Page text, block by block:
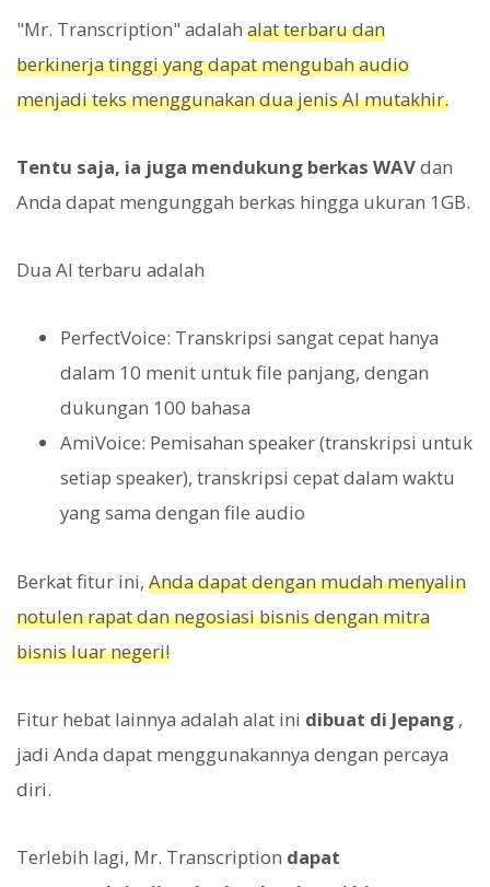
"Mr. Transcription" adalah alat terbaru dan
berkinerja tinggi yang dapat mengubah audio
menjadi teks menggunakan dua jenis AI mutakhir.
Tentu saja, ia juga mendukung berkas WAVdan
Anda dapat mengunggah berkas hingga ukuran 1GB.
Dua AI terbaru adalah
PerfectVoice: Transkripsi sangat cepat hanya
dalam 10 menit untuk file panjang, dengan
dukungan 100 bahasa
AmiVoice: Pemisahan speaker (transkripsi untuk
setiap speaker), transkripsi cepat dalam waktu
yang sama dengan file audio
Berkat fitur ini, Anda dapat dengan mudah menyalin
notulen rapat dan negosiasi bisnis dengan mitra
bisnis luar negeri!
Fitur hebat lainnya adalah alat ini dibuat di Jepang ,
jadi Anda dapat menggunakannya dengan percaya
diri.
Terlebih lagi, Mr. Transcription dapat